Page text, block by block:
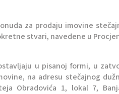
za prodaju imovine
stvari, navedene u
u pisanoj formi, u
na adresu stečajnog
Obradovića 1, lokal 7,